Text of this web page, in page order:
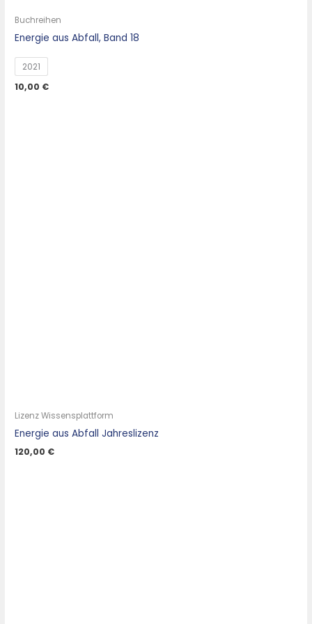
Buchreihen
Energie aus Abfall, Band 18
2021
10,00 €
Lizenz Wissensplattform
Energie aus Abfall Jahreslizenz
120,00 €